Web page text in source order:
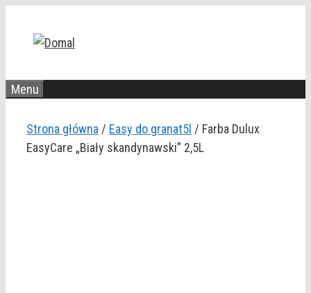
Menu
Strona główna / Easy do granat5l / Farba Dulux
EasyCare „Biały skandynawski” 2,5L